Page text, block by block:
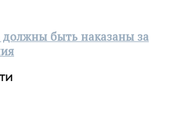
быть наказаны за